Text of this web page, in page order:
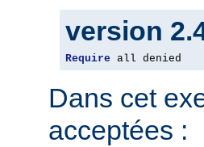
version
Require all denied
Dans cet
acceptées :